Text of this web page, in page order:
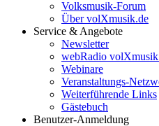
Volksmusik-Forum
Über volXmusik.de
Service & Angebote
Newsletter
webRadio
Webinare
Veranstaltungs-
Weiterführende Links
Gästebuch
Benutzer-Anmeldung